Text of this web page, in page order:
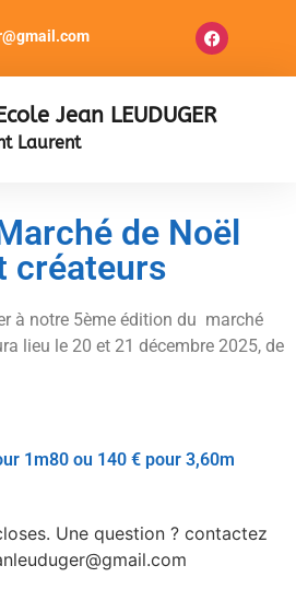
Jean LEUDUGER
Laurent
de Noël
créateurs
à notre 5ème édition du marché
lieu le 20 et 21 décembre 2025, de
1m80 ou 140 € pour 3,60m
Une question ? contactez